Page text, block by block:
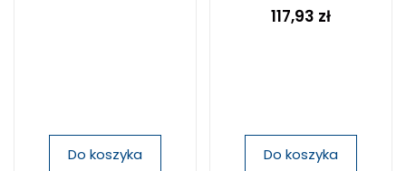
Do koszyka
117,93 zł
Do koszyka